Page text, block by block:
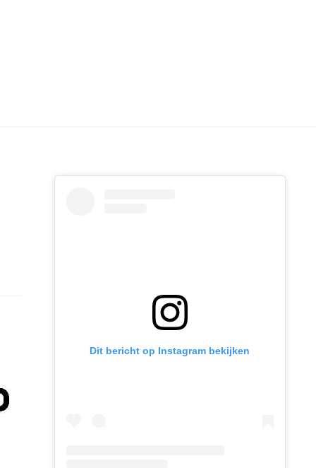
Dit bericht op Instagram bekijken